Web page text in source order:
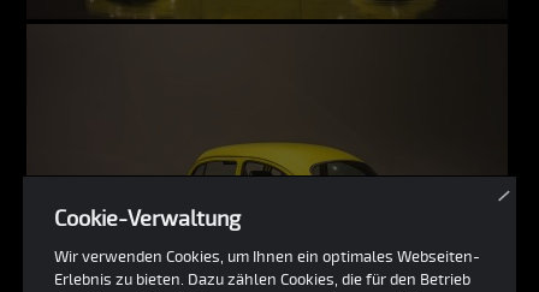
Cookie-Verwaltung
×
Wir verwenden Cookies, um Ihnen ein optimales Webseiten-
Erlebnis zu bieten. Dazu zählen Cookies, die für den Betrieb